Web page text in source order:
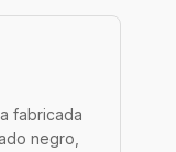
fabricada
negro,